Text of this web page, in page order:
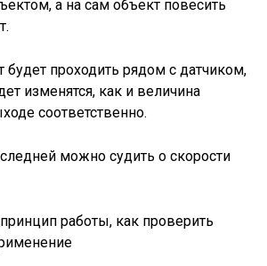
а на сам объект повесить
будет проходить рядом с датчиком,
изменятся, как и величина
соответственно.
можно судить о скорости